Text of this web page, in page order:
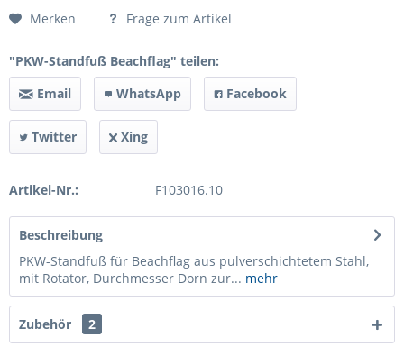
Preis anfragen
Merken Frage zum Artikel
"PKW-Standfuß Beachflag" teilen:
Email
WhatsApp Facebook
Twitter Xing
Artikel-Nr.: F103016.10
Beschreibung
PKW-Standfuß für Beachflag aus pulverschichtetem Stahl,
mit Rotator, Durchmesser Dorn zur... mehr
Zubehör 2